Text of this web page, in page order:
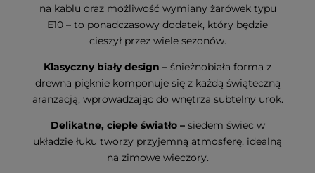
na kablu oraz możliwość wymiany żarówek typu
E10 – to ponadczasowy dodatek, który będzie
cieszył przez wiele sezonów.
Klasyczny biały design – śnieżnobiała forma z
drewna pięknie komponuje się z każdą świąteczną
aranżacją, wprowadzając do wnętrza subtelny urok.
Delikatne, ciepłe światło –siedem świec w
układzie łuku tworzy przyjemną atmosferę, idealną
na zimowe wieczory.